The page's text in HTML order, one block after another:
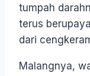
tumpah
terus
dari
Malangnya,